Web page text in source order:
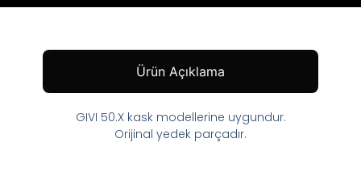
Ürün Açıklama
GIVI 50.X kask modellerine uygundur.
Orijinal yedek parçadır.